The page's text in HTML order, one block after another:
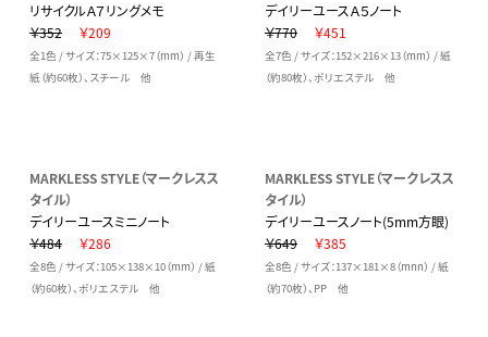
リサイクルＡ７リングメモ
￥352
￥209
全1色 / サイズ：75×125×7（mm） / 再生
紙（約60枚）、スチール 他
デイリーユースＡ５ノート
￥770
￥451
全7色 / サイズ：152×216×13（mm） / 紙
（約80枚）、ポリエステル 他
MARKLESS STYLE（マークレスス
タイル）
デイリーユースミニノート
￥484
￥286
全8色 / サイズ：105×138×10（mm） / 紙
（約60枚）、ポリエステル 他
MARKLESS STYLE（マークレスス
タイル）
デイリーユースノート(5mm方眼)
￥649
￥385
全8色 / サイズ：137×181×8（mnn） / 紙
（約70枚）、PP 他